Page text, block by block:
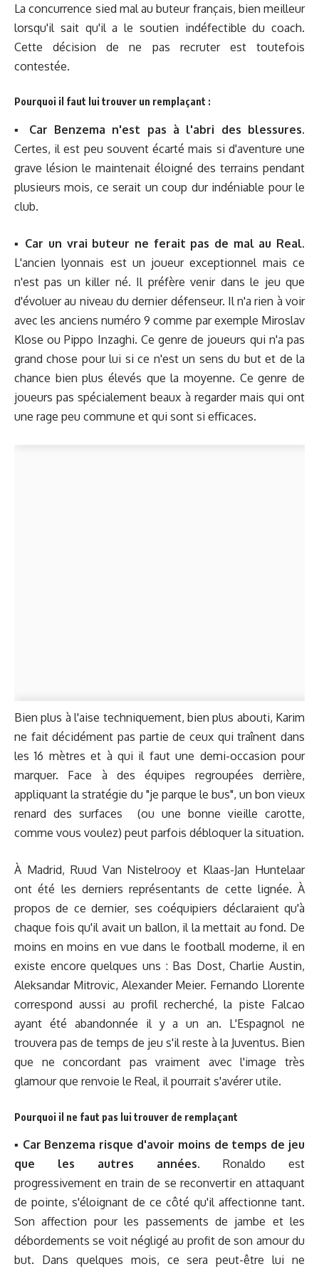
La concurrence sied mal au buteur français, bien meilleur
lorsqu'il sait qu'il a le soutien indéfectible du coach.
Cette décision de ne pas recruter est toutefois
contestée.
Pourquoi il faut lui trouver un remplaçant :
▪︎ Car Benzema n'est pas à l'abri des blessures.
Certes, il est peu souvent écarté mais si d'aventure une
grave lésion le maintenait éloigné des terrains pendant
plusieurs mois, ce serait un coup dur indéniable pour le
club.
▪︎ Car un vrai buteur ne ferait pas de mal au Real.
L'ancien lyonnais est un joueur exceptionnel mais ce
n'est pas un killer né. Il préfère venir dans le jeu que
d'évoluer au niveau du dernier défenseur. Il n'a rien à voir
avec les anciens numéro 9 comme par exemple Miroslav
Klose ou Pippo Inzaghi. Ce genre de joueurs qui n'a pas
grand chose pour lui si ce n'est un sens du but et de la
chance bien plus élevés que la moyenne. Ce genre de
joueurs pas spécialement beaux à regarder mais qui ont
une rage peu commune et qui sont si efficaces.
Bien plus à l'aise techniquement, bien plus abouti, Karim
ne fait décidément pas partie de ceux qui traînent dans
les 16 mètres et à qui il faut une demi-occasion pour
marquer. Face à des équipes regroupées derrière,
appliquant la stratégie du "je parque le bus", un bon vieux
renard des surfaces (ou une bonne vieille carotte,
comme vous voulez) peut parfois débloquer la situation.
À Madrid, Ruud Van Nistelrooy et Klaas-Jan Huntelaar
ont été les derniers représentants de cette lignée. À
propos de ce dernier, ses coéquipiers déclaraient qu'à
chaque fois qu'il avait un ballon, il la mettait au fond. De
moins en moins en vue dans le football moderne, il en
existe encore quelques uns : Bas Dost, Charlie Austin,
Aleksandar Mitrovic, Alexander Meier. Fernando Llorente
correspond aussi au profil recherché, la piste Falcao
ayant été abandonnée il y a un an. L'Espagnol ne
trouvera pas de temps de jeu s'il reste à la Juventus. Bien
que ne concordant pas vraiment avec l'image très
glamour que renvoie le Real, il pourrait s'avérer utile.
Pourquoi il ne faut pas lui trouver de remplaçant
▪︎ Car Benzema risque d'avoir moins de temps de jeu
que les autres années. Ronaldo est
progressivement en train de se reconvertir en attaquant
de pointe, s'éloignant de ce côté qu'il affectionne tant.
Son affection pour les passements de jambe et les
débordements se voit négligé au profit de son amour du
but. Dans quelques mois, ce sera peut-être lui ne